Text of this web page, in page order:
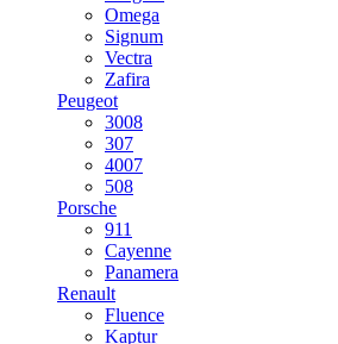
Omega
Signum
Vectra
Zafira
Peugeot
3008
307
4007
508
Porsche
911
Cayenne
Panamera
Renault
Fluence
Kaptur